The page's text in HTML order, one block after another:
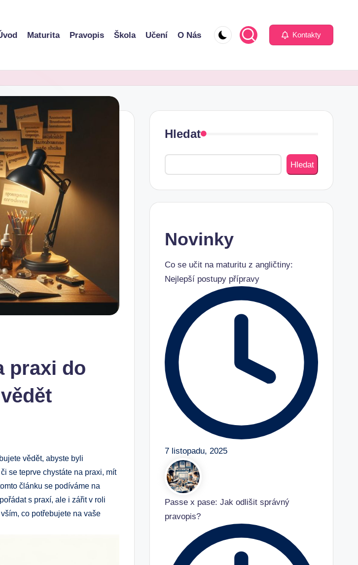
Maturita Pravopis Škola Učení O Nás Kontakty
praxi do
vědět, abyste byli
se teprve chystáte na praxi, mít
článku se podíváme na
s praxí, ale i zářit v roli
co potřebujete na vaše
Hledat
Hledat
Novinky
Co se učit na maturitu z angličtiny:
Nejlepší postupy přípravy
7 listopadu, 2025
Passe x pase: Jak odlišit správný
pravopis?